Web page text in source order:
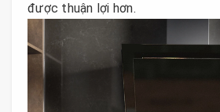
được thuận lợi hơn.